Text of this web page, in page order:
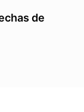
de